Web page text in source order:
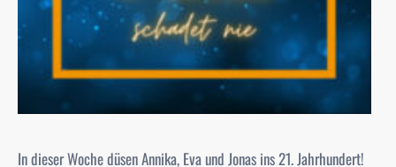
In dieser Woche düsen Annika, Eva und Jonas ins 21. Jahrhundert!